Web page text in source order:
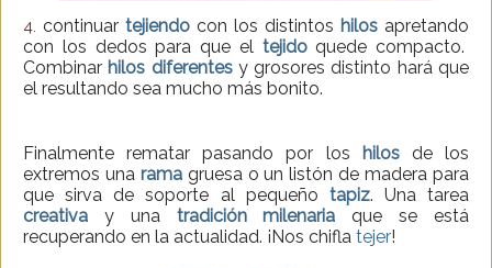
4. continuar tejiendo con los distintos hilos apretando
con los dedos para que el tejidoquede compacto.
Combinar hilos diferentesy grosores distinto hará que
el resultando sea mucho más bonito.
Finalmente rematar pasando por los hilosde los
extremos una ramagruesa o un listón de madera para
que sirva de soporte al pequeño tapiz. Una tarea
creativa y una tradición milenaria que se está
recuperando en la actualidad. ¡Nos chifla tejer!